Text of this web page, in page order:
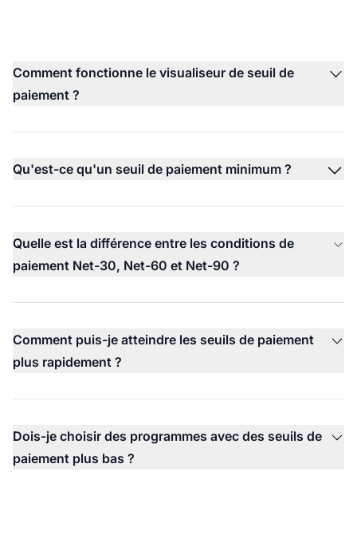
Comment fonctionne le visualiseur de seuil de
paiement ?
Qu'est-ce qu'un seuil de paiement minimum ?
Quelle est la différence entre les conditions de
paiement Net-30, Net-60 et Net-90 ?
Comment puis-je atteindre les seuils de paiement
plus rapidement ?
Dois-je choisir des programmes avec des seuils de
paiement plus bas ?